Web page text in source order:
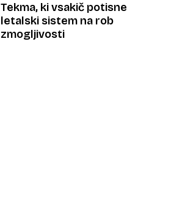
Tekma, ki vsakič potisne
letalski sistem na rob
zmogljivosti